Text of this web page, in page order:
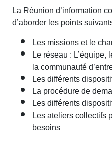
La Réunion d’information
d’aborder les points
Les missions et le
Le réseau :
la communauté
Les différents
La procédure de
Les différents
Les ateliers collectifs
besoins